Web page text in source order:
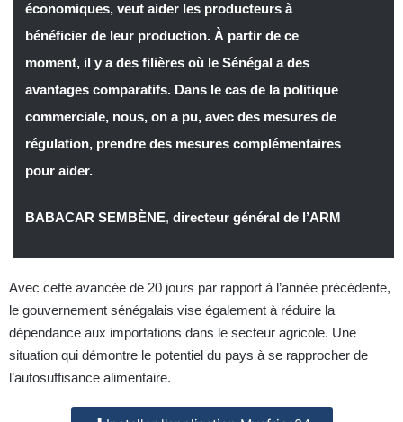
économiques, veut aider les producteurs à
bénéficier de leur production. À partir de ce
moment, il y a des filières où le Sénégal a des
avantages comparatifs. Dans le cas de la politique
commerciale, nous, on a pu, avec des mesures de
régulation, prendre des mesures complémentaires
pour aider.
BABACAR SEMBÈNE, directeur général de l’ARM
Avec cette avancée de 20 jours par rapport à l’année précédente,
le gouvernement sénégalais vise également à réduire la
dépendance aux importations dans le secteur agricole. Une
situation qui démontre le potentiel du pays à se rapprocher de
l’autosuffisance alimentaire.